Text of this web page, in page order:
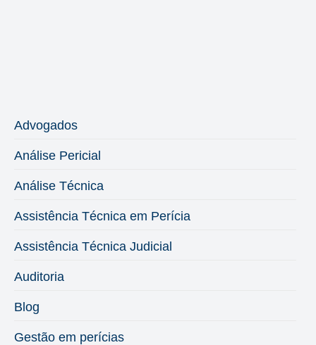
Advogados
Análise Pericial
Análise Técnica
Assistência Técnica em Perícia
Assistência Técnica Judicial
Auditoria
Blog
Gestão em perícias